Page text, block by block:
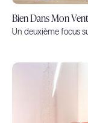
Bien Dans Mon
Un deuxième focus